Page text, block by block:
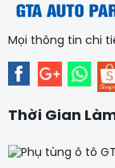
Mọi thông tin chi
Thời Gian